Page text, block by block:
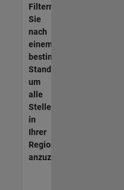
Filtern
Sie
nach
einem
bestimmten
Standort,
um
alle
Stellenangebote
in
Ihrer
Region
anzuzeigen.